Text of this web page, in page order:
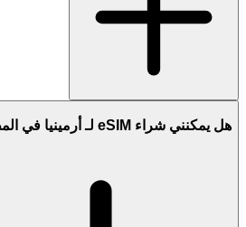
هل يمكنني شراء eSIM لـ أرمينيا في المطار؟